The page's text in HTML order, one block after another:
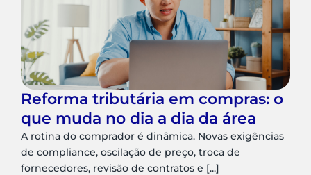
Reforma tributária em compras: o
que muda no dia a dia da área
A rotina do comprador é dinâmica. Novas exigências
de compliance, oscilação de preço, troca de
fornecedores, revisão de contratos e [...]